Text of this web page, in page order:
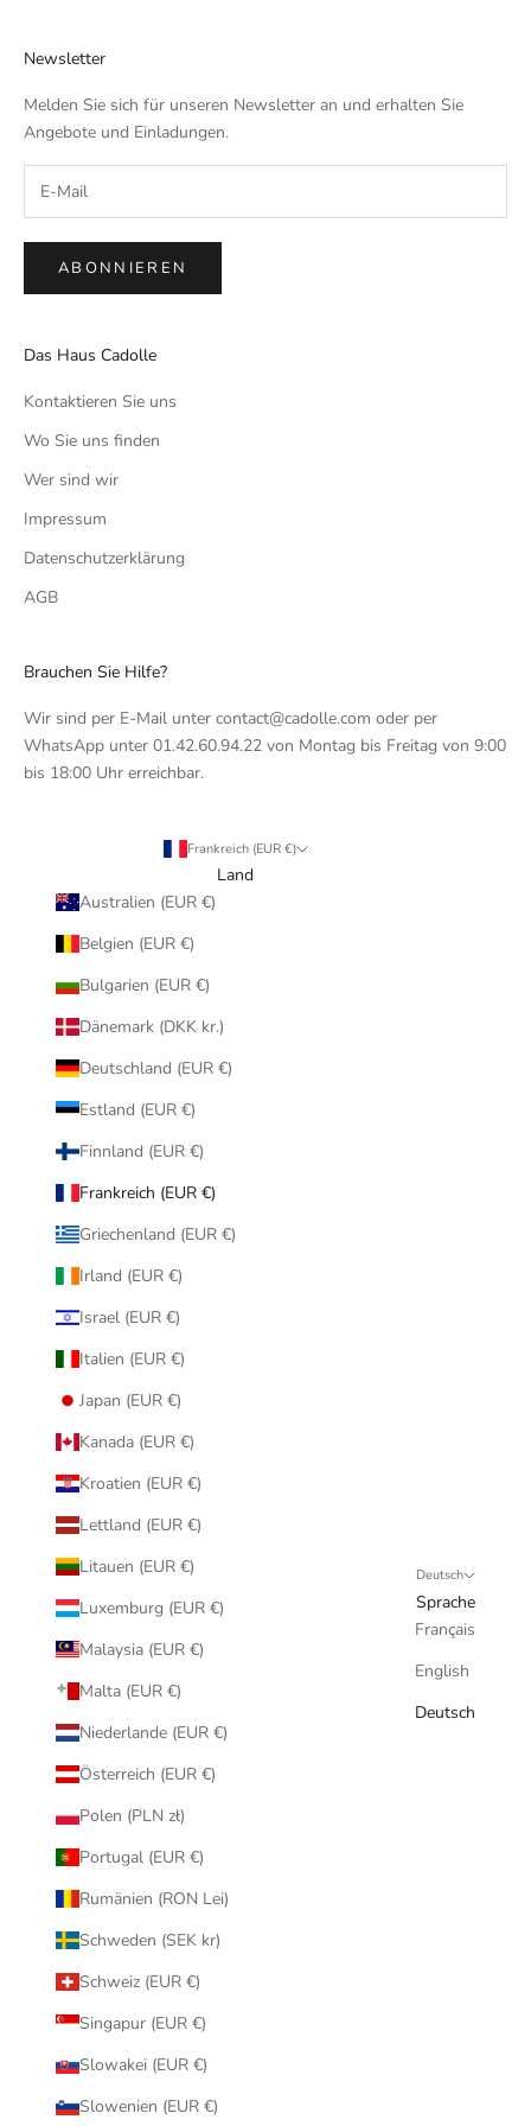
Newsletter
Melden Sie sich für unseren Newsletter an und erhalten Sie
Angebote und Einladungen.
ABONNIEREN
Das Haus Cadolle
Kontaktieren Sie uns
Wo Sie uns finden
Wer sind wir
Impressum
Datenschutzerklärung
AGB
Brauchen Sie Hilfe?
Wir sind per E-Mail unter contact@cadolle.com oder per
WhatsApp unter 01.42.60.94.22 von Montag bis Freitag von 9:00
bis 18:00 Uhr erreichbar.
Frankreich (EUR €)
Land
Australien (EUR €)
Belgien (EUR €)
Bulgarien (EUR €)
Dänemark (DKK kr.)
Deutschland (EUR €)
Estland (EUR €)
Finnland (EUR €)
Frankreich (EUR €)
Griechenland (EUR €)
Irland (EUR €)
Israel (EUR €)
Italien (EUR €)
Japan (EUR €)
Kanada (EUR €)
Kroatien (EUR €)
Lettland (EUR €)
Litauen (EUR €)
Luxemburg (EUR €)
Malaysia (EUR €)
Malta (EUR €)
Niederlande (EUR €)
Österreich (EUR €)
Polen (PLN zł)
Portugal (EUR €)
Rumänien (RON Lei)
Schweden (SEK kr)
Schweiz (EUR €)
Singapur (EUR €)
Slowakei (EUR €)
Slowenien (EUR €)
Deutsch
Sprache
Français
English
Deutsch